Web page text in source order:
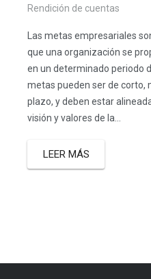
Rendición de cuentas
Las metas empresariales
que una organización se
en un determinado periodo
metas pueden ser de corto,
plazo, y deben estar
visión y valores de la...
LEER MÁS